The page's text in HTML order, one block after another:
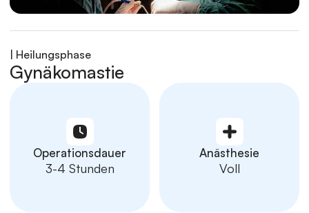
| Heilungsphase
Gynäkomastie
Operationsdauer
3-4 Stunden
Anästhesie
Voll